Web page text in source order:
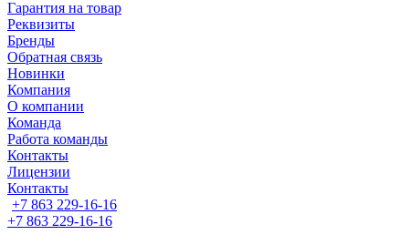
Гарантия на товар
Реквизиты
Бренды
Обратная связь
Новинки
Компания
О компании
Команда
Работа команды
Контакты
Лицензии
Контакты
+7 863 229-16-16
+7 863 229-16-16